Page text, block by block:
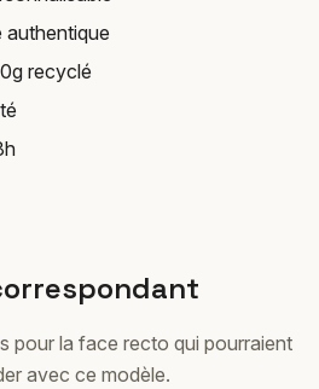
authentique
recyclé
pour la face recto qui pourraient
avec ce modèle.